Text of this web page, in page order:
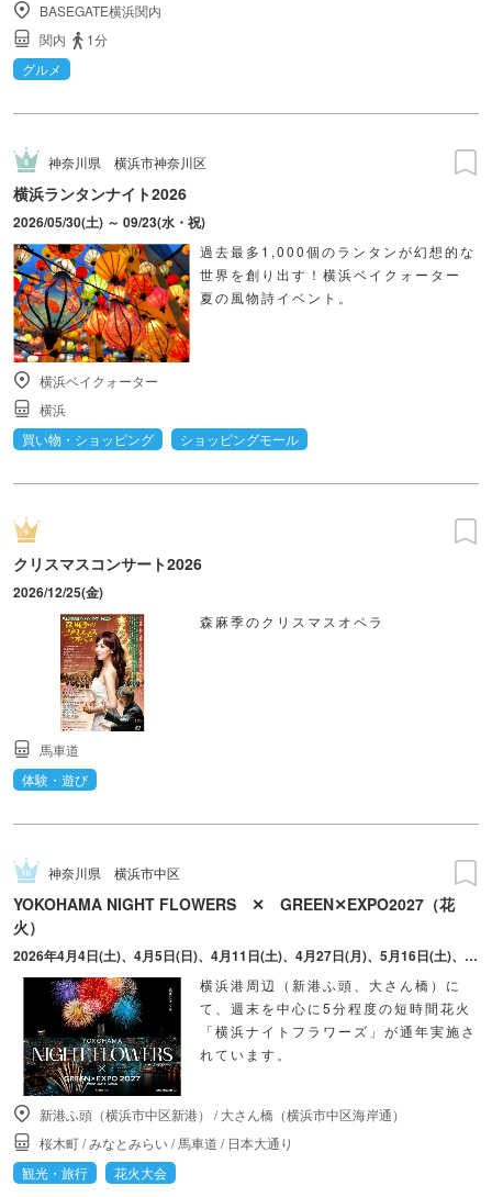
BASEGATE横浜関内
関内
1分
グルメ
神奈川県 横浜市神奈川区
横浜ランタンナイト2026
2026/05/30(土) ～ 09/23(水・祝)
過去最多1,000個のランタンが幻想的な
世界を創り出す！横浜ベイクォーター
夏の風物詩イベント。
横浜ベイクォーター
横浜
買い物・ショッピング
ショッピングモール
クリスマスコンサート2026
2026/12/25(金)
森麻季のクリスマスオペラ
馬車道
体験・遊び
神奈川県 横浜市中区
YOKOHAMA NIGHT FLOWERS ✕ GREEN✕EXPO2027（花
火）
2026年4月4日(土)、4月5日(日)、4月11日(土)、4月27日(月)、5月16日(土)、5月30日(土)、6月13日(土)、7月4日(土)、7月18日(土)、8月9日(日)、9月5日(土)、9月20日(日) ※2026年10月以降の日程は8月をめどに公式サイトからお知らせがあります。
横浜港周辺（新港ふ頭、大さん橋）に
て、週末を中心に5分程度の短時間花火
「横浜ナイトフラワーズ」が通年実施さ
れています。
新港ふ頭（横浜市中区新港） /大さん橋（横浜市中区海岸通）
桜木町/みなとみらい/馬車道 / 日本大通り
観光・旅行
花火大会